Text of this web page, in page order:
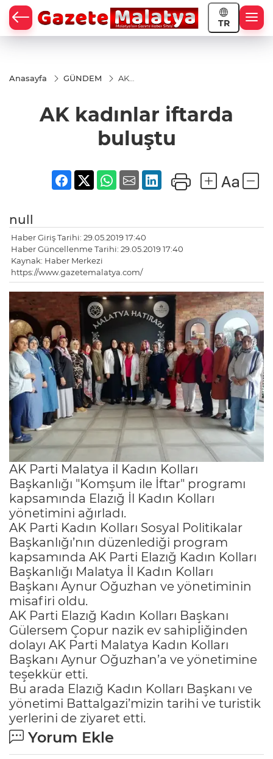
TR
Anasayfa GÜNDEM
AK
buluştu
AK kadınlar iftarda
buluştu
null
Haber Giriş Tarihi: 29.05.2019 17:40
Haber Güncellenme Tarihi: 29.05.2019 17:40
Kaynak: Haber Merkezi
https://www.gazetemalatya.com/
AK Parti Malatya il Kadın Kolları
Başkanlığı "Komşum ile İftar" programı
kapsamında Elazığ İl Kadın Kolları
yönetimini ağırladı.
AK Parti Kadın Kolları Sosyal Politikalar
Başkanlığı’nın düzenlediği program
kapsamında AK Parti Elazığ Kadın Kolları
Başkanlığı Malatya İl Kadın Kolları
Başkanı Aynur Oğuzhan ve yönetiminin
misafiri oldu.
AK Parti Elazığ Kadın Kolları Başkanı
Gülersem Çopur nazik ev sahipliğinden
dolayı AK Parti Malatya Kadın Kolları
Başkanı Aynur Oğuzhan’a ve yönetimine
teşekkür etti.
Bu arada Elazığ Kadın Kolları Başkanı ve
yönetimi Battalgazi’mizin tarihi ve turistik
yerlerini de ziyaret etti.
Yorum Ekle